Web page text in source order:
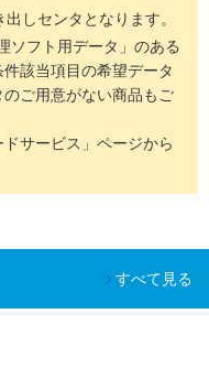
しセンタとなります。
ソフト用データ」のある
該当項目の希望データ
ご用意がない商品もご
サービス」ページから
すべて見る